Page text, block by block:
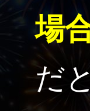
場
だ